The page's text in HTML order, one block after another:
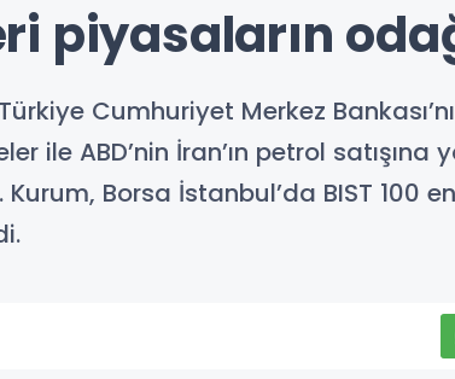
piyasaların
Cumhuriyet Merkez
ile ABD’nin İran’ın petrol satışına
Borsa İstanbul’da BIST 100